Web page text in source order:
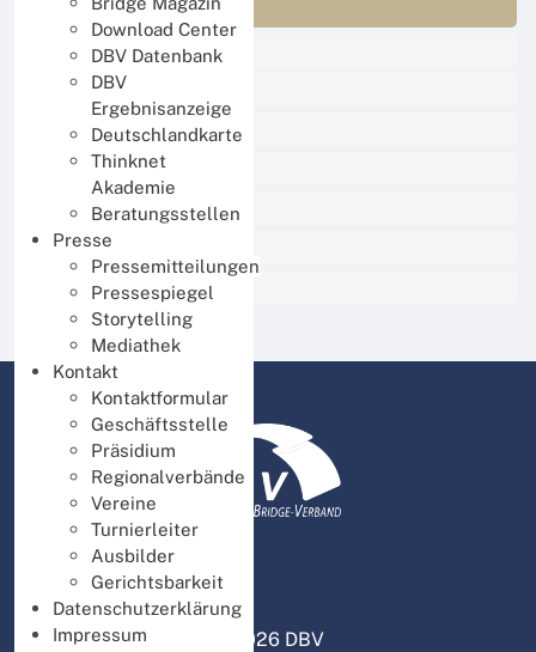
Download Center
DBV Datenbank
DBV
Ergebnisanzeige
Deutschlandkarte
Thinknet
Akademie
Beratungsstellen
Presse
Pressemitteilungen
Pressespiegel
Storytelling
Mediathek
Kontakt
Kontaktformular
Geschäftsstelle
Präsidium
Regionalverbände
Vereine
Turnierleiter
Ausbilder
Gerichtsbarkeit
Datenschutzerklärung
Impressum
International
DBV Training
Damen Training
BBO Unterricht
Thinknet für Mitglieder
Thinknet für Ausbilder
Thinknet für Turnierleiter
DBV intern
© 2026 DBV